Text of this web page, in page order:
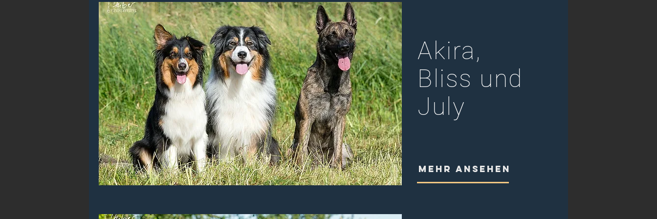
Akira,
Bliss und
July
MEHR ANSEHEN